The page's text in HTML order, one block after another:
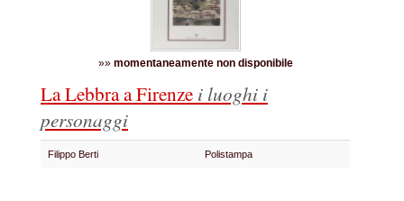
»» momentaneamente non disponibile
La Lebbra a Firenze i luoghi i
personaggi
Filippo Berti Polistampa